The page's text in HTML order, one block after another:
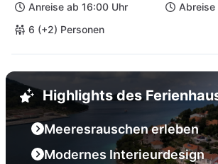
Anreise ab 16:00 Uhr
Abreise
6 (+2) Personen
Highlights des
Meeresrauschen erleben
Modernes Interieurdesign